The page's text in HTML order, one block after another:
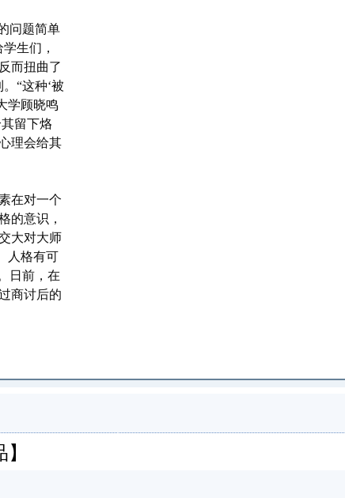
问题简单
生们，
而扭曲了
“这种‘被
学顾晓鸣
留下烙
理会给其
在对一个
的意识，
大对大师
人格有可
日前，在
商讨后的